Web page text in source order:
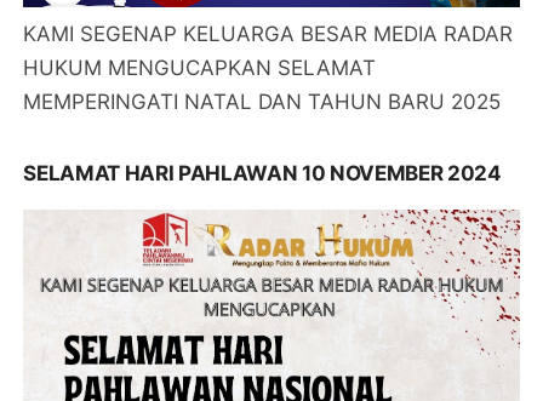
KAMI SEGENAP KELUARGA BESAR MEDIA RADAR
HUKUM MENGUCAPKAN SELAMAT
MEMPERINGATI NATAL DAN TAHUN BARU 2025
SELAMAT HARI PAHLAWAN 10 NOVEMBER 2024